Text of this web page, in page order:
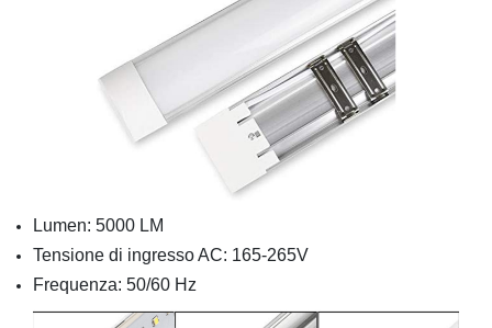
Lumen: 5000 LM
Tensione di ingresso AC: 165-265V
Frequenza: 50/60 Hz